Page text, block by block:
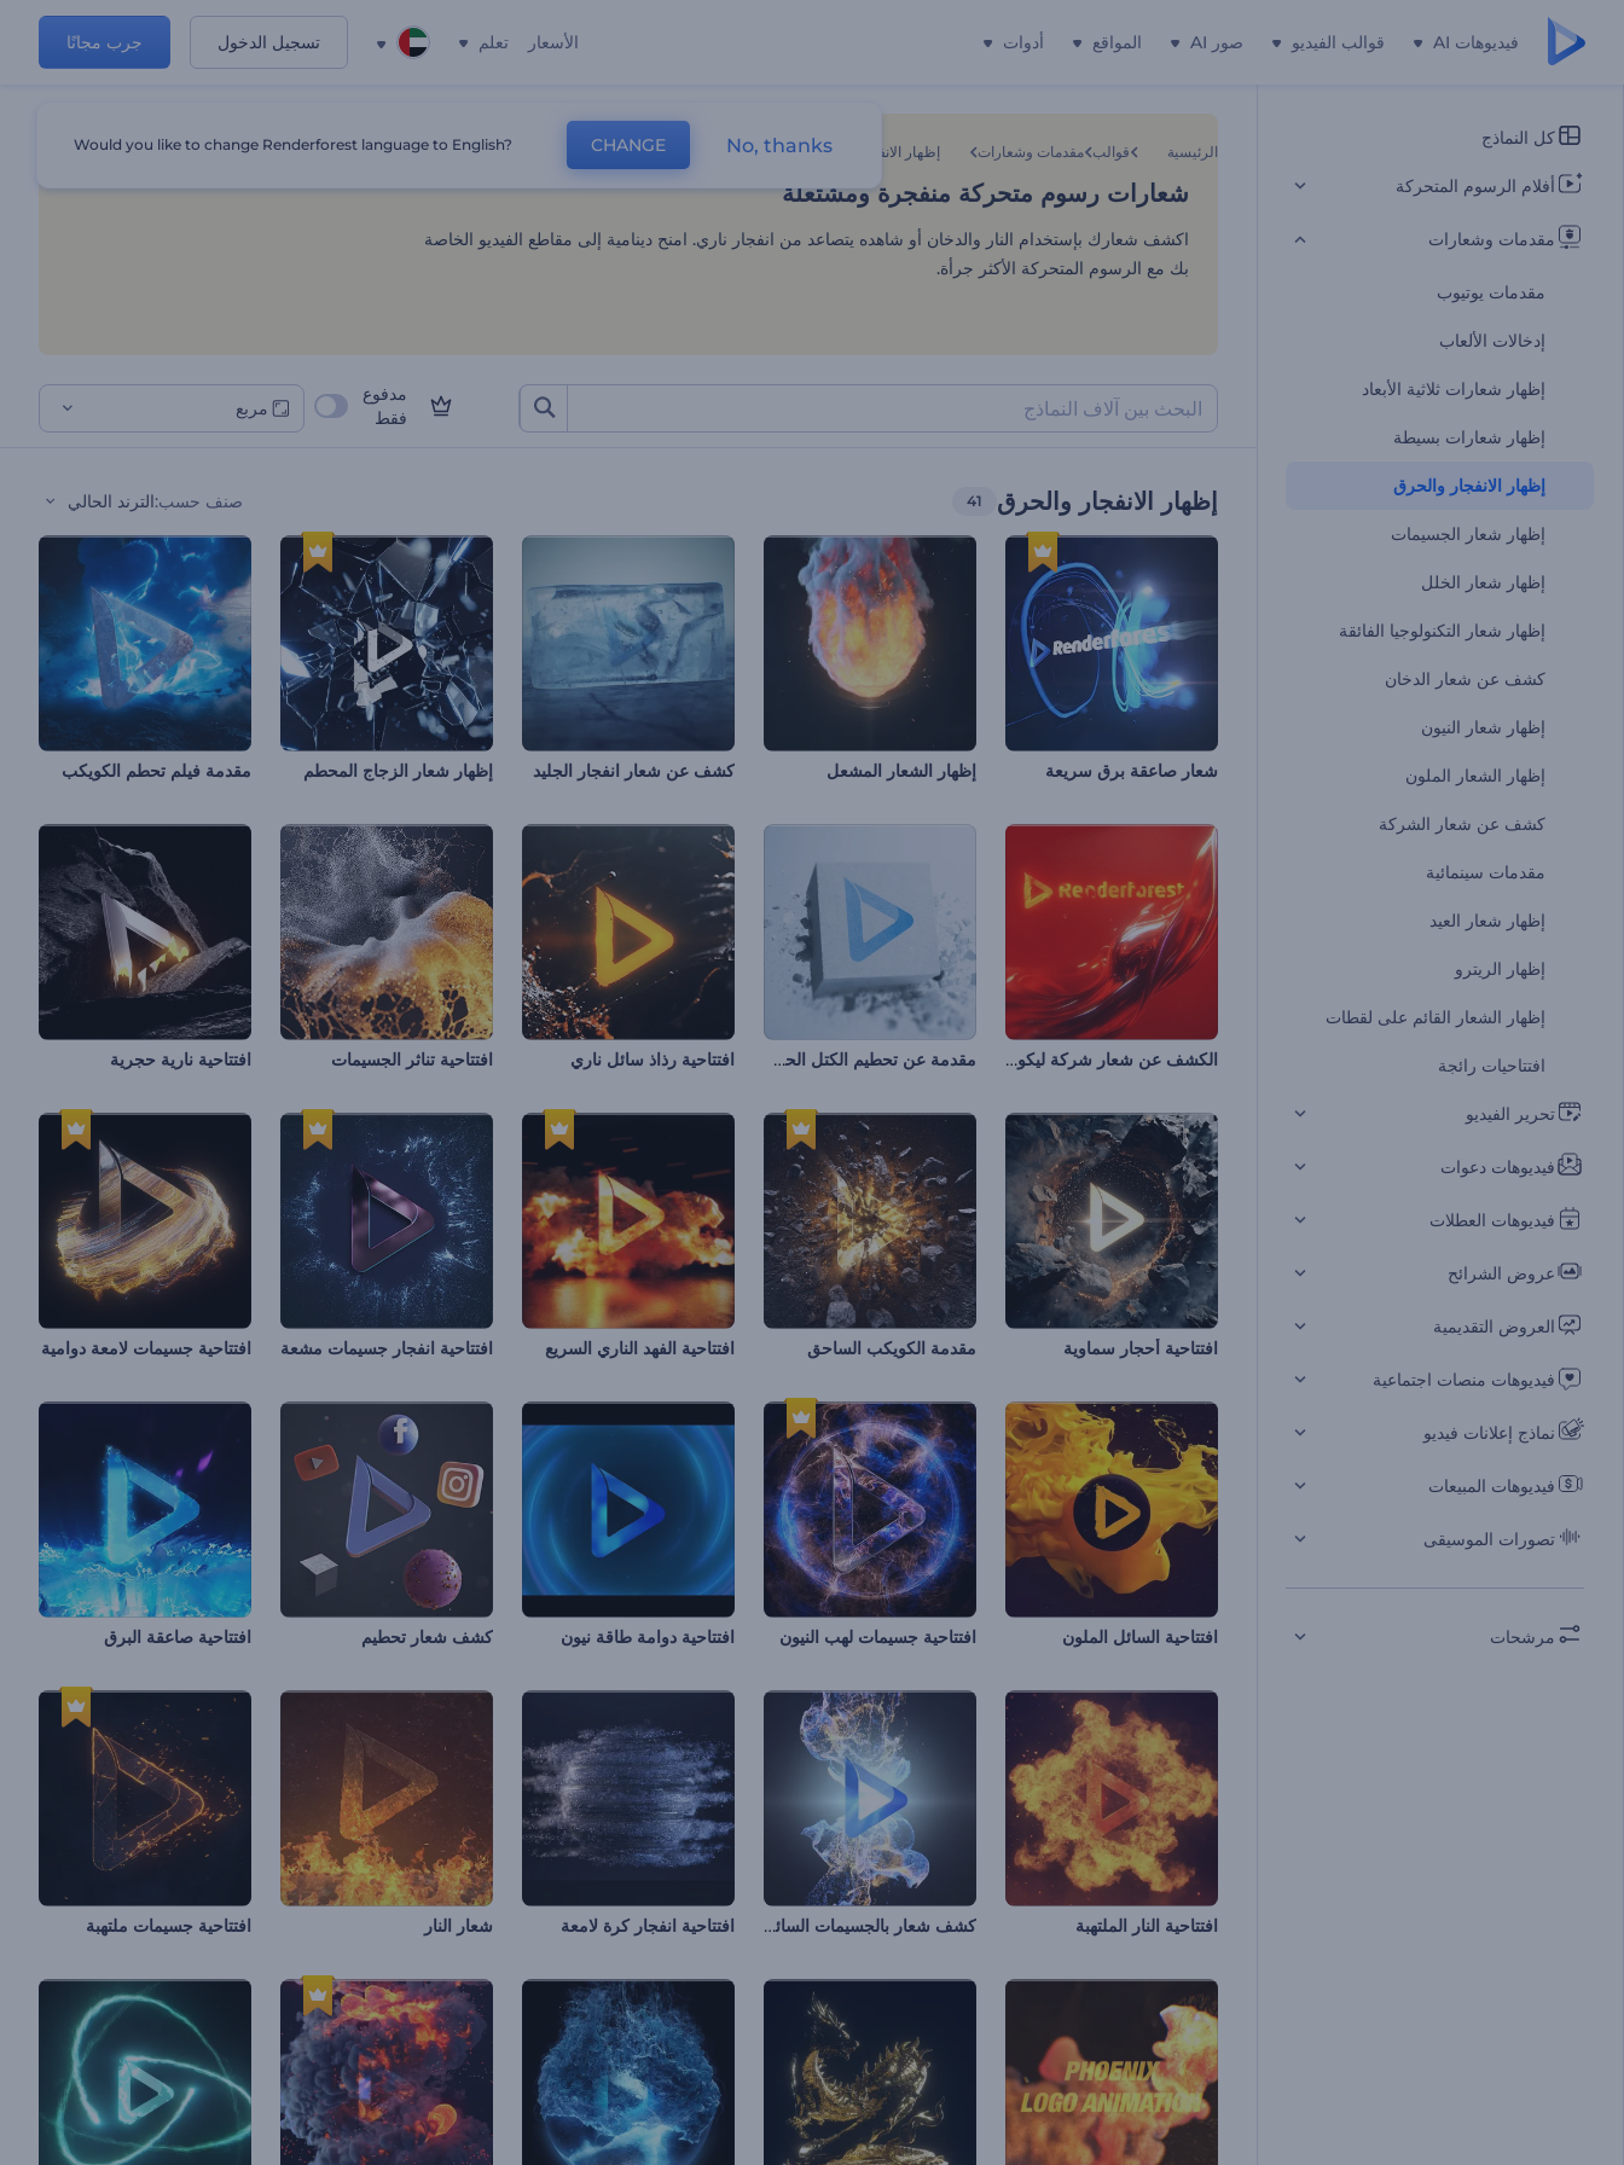
فيديوهات AI قوالب الفيديو صور AI المواقع أدوات الأسعار تعلم تسجيل الدخول جرب مجانًا
كل النماذج
أفلام الرسوم المتحركة
مقدمات وشعارات
مقدمات يوتيوب
إدخالات الألعاب
إظهار شعارات ثلاثية الأبعاد
إظهار شعارات بسيطة
إظهار الانفجار والحرق
إظهار شعار الجسيمات
إظهار شعار الخلل
إظهار شعار التكنولوجيا الفائقة
كشف عن شعار الدخان
إظهار شعار النيون
إظهار الشعار الملون
كشف عن شعار الشركة
مقدمات سينمائية
إظهار شعار العيد
إظهار الريترو
إظهار الشعار القائم على لقطات
افتتاحيات رائجة
تحرير الفيديو
فيديوهات دعوات
فيديوهات العطلات
عروض الشرائح
العروض التقديمية
فيديوهات منصات اجتماعية
نماذج إعلانات فيديو
فيديوهات المبيعات
تصورات الموسيقى
مرشحات
شعارات رسوم متحركة منفجرة ومشتعلة
الرئيسية قوالب مقدمات وشعارات إظهار الانفجار والحرق
شعارات رسوم متحركة منفجرة ومشتعلة
اكشف شعارك بإستخدام النار والدخان أو شاهده يتصاعد من انفجار ناري. امنح دينامية إلى مقاطع الفيديو الخاصة
بك مع الرسوم المتحركة الأكثر جرأة.
مدفوع
فقط
مربع
إظهار الانفجار والحرق 41 صنف حسب:الترند الحالي
شعار صاعقة برق سريعة إظهار الشعار المشعل كشف عن شعار انفجار الجليد إظهار شعار الزجاج المحطم مقدمة فيلم تحطم الكويكب
الكشف عن شعار شركة ليكويد فيوجن مقدمة عن تحطيم الكتل الحجرية افتتاحية رذاذ سائل ناري افتتاحية تناثر الجسيمات افتتاحية نارية حجرية
افتتاحية أحجار سماوية مقدمة الكويكب الساحق افتتاحية الفهد الناري السريع افتتاحية انفجار جسيمات مشعة افتتاحية جسيمات لامعة دوامية
افتتاحية السائل الملون افتتاحية جسيمات لهب النيون افتتاحية دوامة طاقة نيون كشف شعار تحطيم افتتاحية صاعقة البرق
افتتاحية النار الملتهبة كشف شعار بالجسيمات السائلة افتتاحية انفجار كرة لامعة شعار النار افتتاحية جسيمات ملتهبة
Would you like to change Renderforest language to English? CHANGE No, thanks